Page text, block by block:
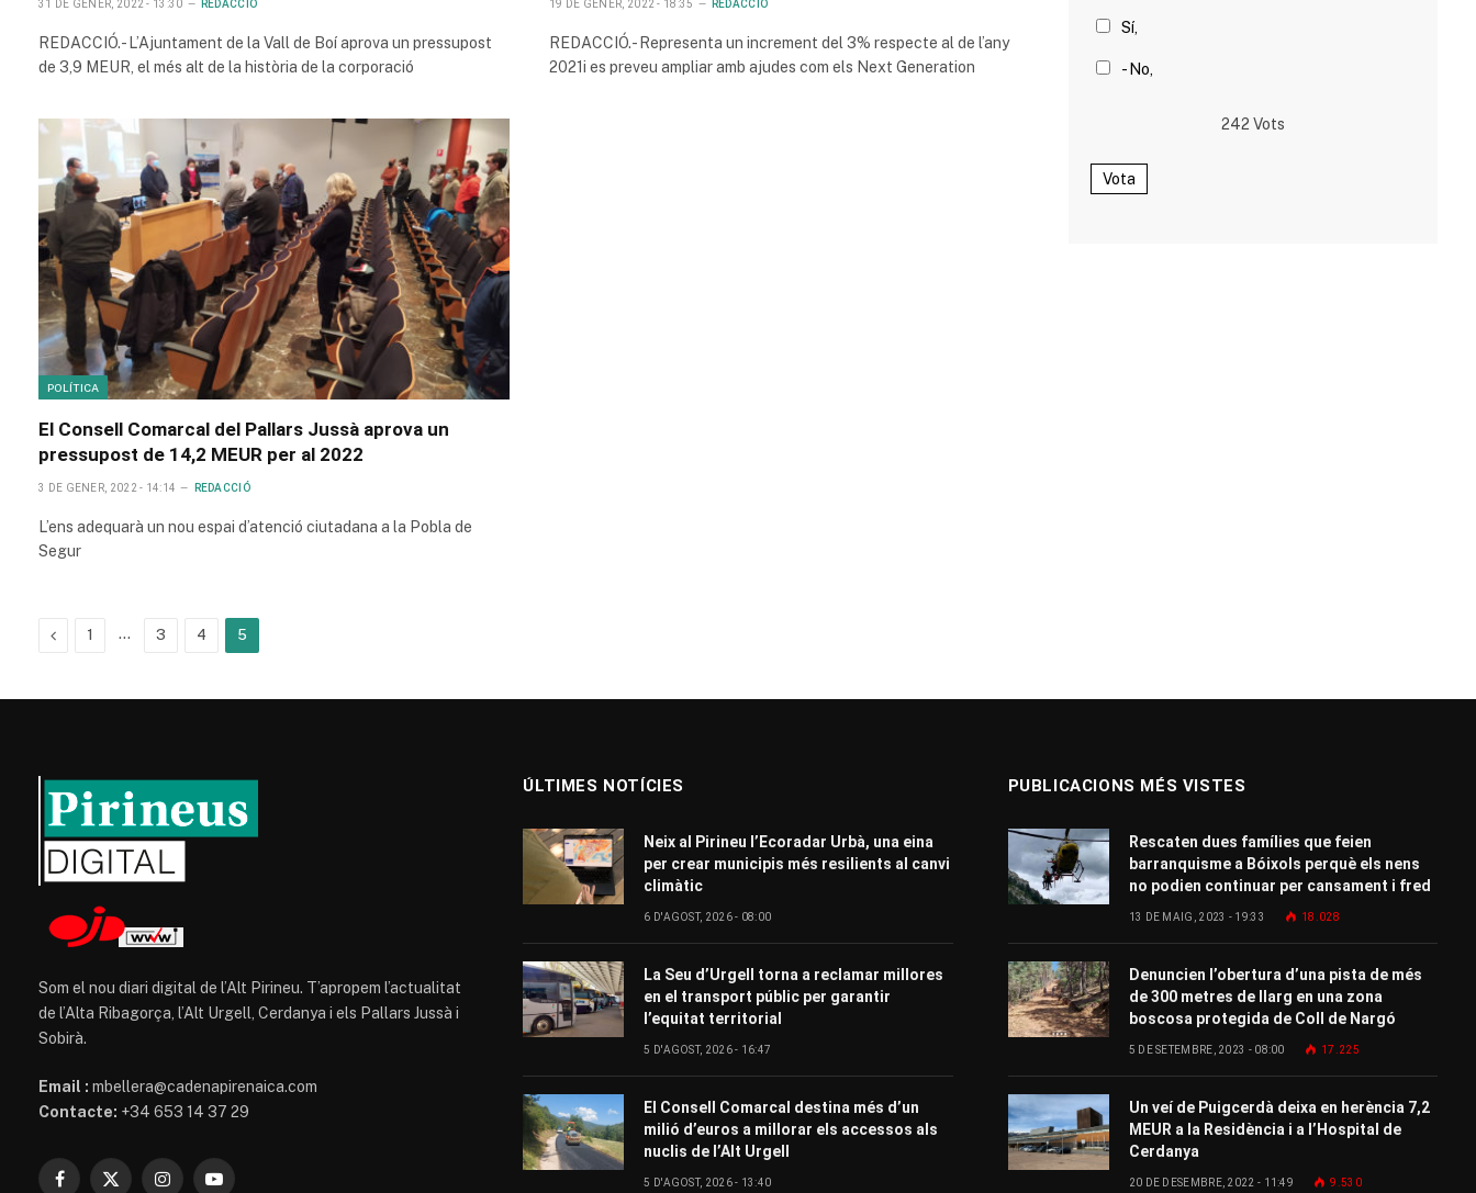
31 DE GENER, 2022 - 13:30 REDACCIÓ
REDACCIÓ.- L’Ajuntament de la Vall de Boí aprova un pressupost
de 3,9 MEUR, el més alt de la història de la corporació
19 DE GENER, 2022 - 18:35 REDACCIÓ
REDACCIÓ.- Representa un increment del 3% respecte al de l’any
2021i es preveu ampliar amb ajudes com els Next Generation
POLÍTICA
El Consell Comarcal del Pallars Jussà aprova un
pressupost de 14,2 MEUR per al 2022
3 DE GENER, 2022 - 14:14 REDACCIÓ
L’ens adequarà un nou espai d’atenció ciutadana a la Pobla de
Segur
Previous
1 … 3 4 5
Sí,
- No,
242 Vots
Vota
Som el nou diari digital de l’Alt Pirineu. T’apropem l’actualitat
de l’Alta Ribagorça, l’Alt Urgell, Cerdanya i els Pallars Jussà i
Sobirà.
Email : mbellera@cadenapirenaica.com
Contacte: +34 653 14 37 29
Facebook
X InstagramYouTube
ÚLTIMES NOTÍCIES
Neix al Pirineu l’Ecoradar Urbà, una eina
per crear municipis més resilients al canvi
climàtic
6 D'AGOST, 2026 - 08:00
La Seu d’Urgell torna a reclamar millores
en el transport públic per garantir
l’equitat territorial
5 D'AGOST, 2026 - 16:47
El Consell Comarcal destina més d’un
milió d’euros a millorar els accessos als
nuclis de l’Alt Urgell
5 D'AGOST, 2026 - 13:40
PUBLICACIONS MÉS VISTES
Rescaten dues famílies que feien
barranquisme a Bóixols perquè els nens
no podien continuar per cansament i fred
13 DE MAIG, 2023 - 19:33 18.028
Denuncien l’obertura d’una pista de més
de 300 metres de llarg en una zona
boscosa protegida de Coll de Nargó
5 DE SETEMBRE, 2023 - 08:00 17.225
Un veí de Puigcerdà deixa en herència 7,2
MEUR a la Residència i a l’Hospital de
Cerdanya
20 DE DESEMBRE, 2022 - 11:49 9.530